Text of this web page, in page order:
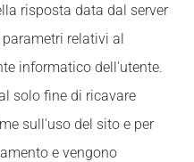
risposta data dal server
parametri relativi al
informatico dell'utente.
solo fine di ricavare
sull'uso del sito e per
e vengono